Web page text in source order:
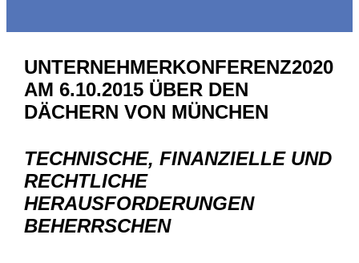
UNTERNEHMERKONFERENZ2020
AM 6.10.2015 ÜBER DEN
DÄCHERN VON MÜNCHEN
TECHNISCHE, FINANZIELLE UND
RECHTLICHE
HERAUSFORDERUNGEN
BEHERRSCHEN